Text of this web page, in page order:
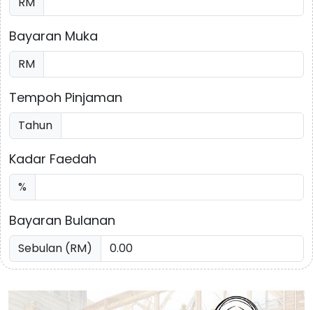
Bayaran Muka
RM
Tempoh Pinjaman
Tahun
Kadar Faedah
%
Bayaran Bulanan
Sebulan (RM)